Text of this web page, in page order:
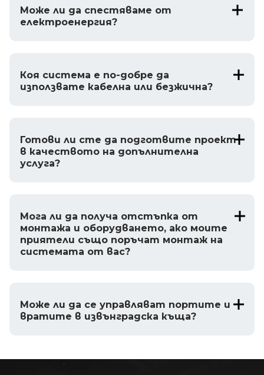
Може ли да спестяваме от
електроенергия?
Коя система е по-добре да
използвате кабелна или безжична?
Готови ли сте да подготвите проект
в качеството на допълнителна
услуга?
Мога ли да получа отстъпка от
монтажа и оборудването, ако моите
приятели също поръчат монтаж на
системата от вас?
Може ли да се управляват портите и
вратите в извънградска къща?